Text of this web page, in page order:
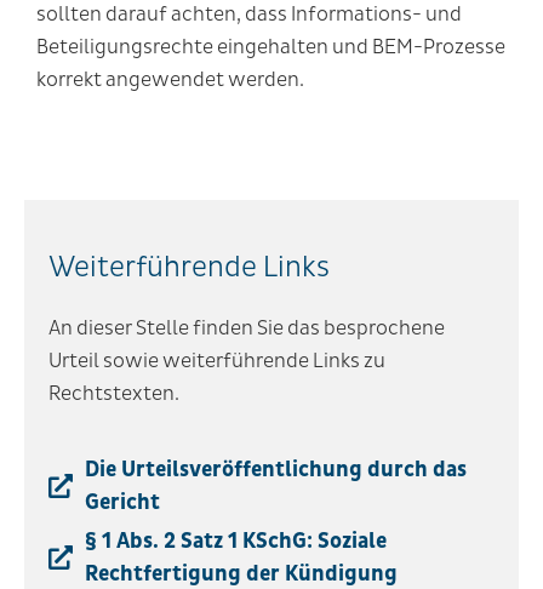
sollten darauf achten, dass Informations- und
Beteiligungsrechte eingehalten und BEM-Prozesse
korrekt angewendet werden.
Weiterführende Links
An dieser Stelle finden Sie das besprochene
Urteil sowie weiterführende Links zu
Rechtstexten.
Die Urteilsveröffentlichung durch das
Gericht
§ 1 Abs. 2 Satz 1 KSchG: Soziale
Rechtfertigung der Kündigung